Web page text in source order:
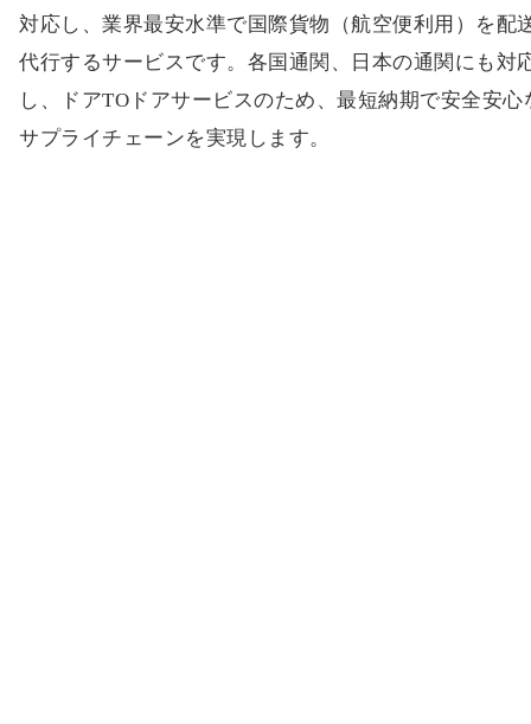
対応し、業界最安水準で国際貨物（航空便利用）を配
代行するサービスです。各国通関、日本の通関にも対
し、ドアTOドアサービスのため、最短納期で安全安心
サプライチェーンを実現します。